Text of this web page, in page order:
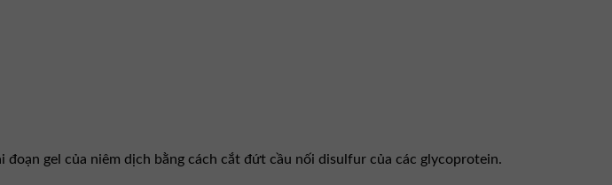
gel của niêm dịch bằng cách cắt đứt cầu nối disulfur của các glycoprotein.